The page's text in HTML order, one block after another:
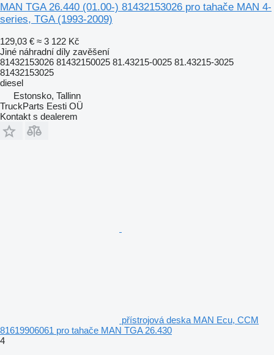
MAN TGA 26.440 (01.00-) 81432153026 pro tahače MAN 4-
series, TGA (1993-2009)
129,03 € ≈ 3 122 Kč
Jiné náhradní díly zavěšení
81432153026 81432150025 81.43215-0025 81.43215-3025
81432153025
diesel
Estonsko, Tallinn
TruckParts Eesti OÜ
Kontakt s dealerem
přístrojová deska MAN Ecu, CCM
81619906061 pro tahače MAN TGA 26.430
4